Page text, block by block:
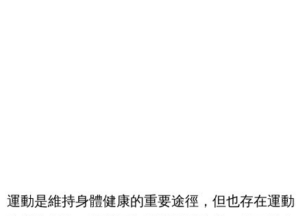
運動是維持身體健康的重要途徑，但也存在運動